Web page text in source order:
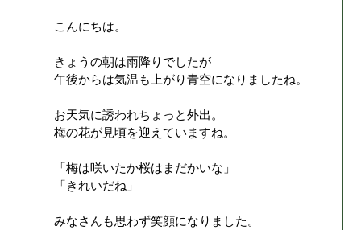
こんにちは。
きょうの朝は雨降りでしたが
午後からは気温も上がり青空になりましたね。
お天気に誘われちょっと外出。
梅の花が見頃を迎えていますね。
「梅は咲いたか桜はまだかいな」
「きれいだね」
みなさんも思わず笑顔になりました。